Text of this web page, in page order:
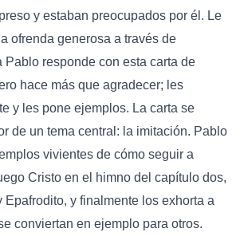
y estaban preocupados por él. Le
ofrenda generosa a través de
Pablo responde con esta carta de
hace más que agradecer; les
y les pone ejemplos. La carta se
de un tema central: la imitación. Pablo
vivientes de cómo seguir a
Cristo en el himno del capítulo dos,
Epafrodito, y finalmente los exhorta a
conviertan en ejemplo para otros.